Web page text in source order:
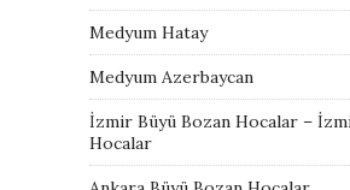
Medyum Hatay
Medyum Azerbaycan
İzmir Büyü Bozan Hocalar –
Hocalar